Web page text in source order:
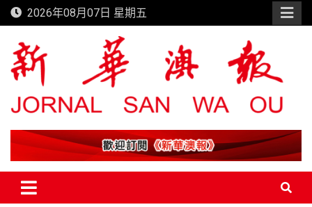
Skip
to
content
2026年08月07日 星期五
新華澳報